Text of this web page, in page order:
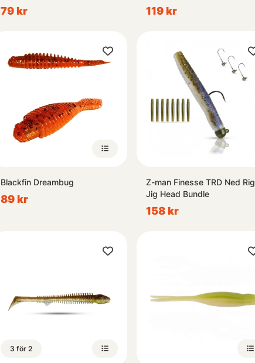
79 kr 119 kr
Blackfin Dreambug
89 kr
Z-man Finesse TRD Ned Rig
Jig Head Bundle
158 kr
3 för 2